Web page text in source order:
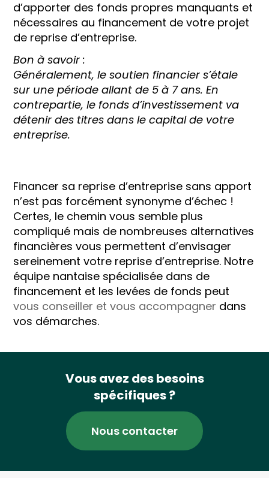
d’apporter des fonds propres manquants et
nécessaires au financement de votre projet
de reprise d’entreprise.
Bon à savoir :
Généralement, le soutien financier s’étale
sur une période allant de 5 à 7 ans. En
contrepartie, le fonds d’investissement va
détenir des titres dans le capital de votre
entreprise.
Financer sa reprise d’entreprise sans apport
n’est pas forcément synonyme d’échec !
Certes, le chemin vous semble plus
compliqué mais de nombreuses alternatives
financières vous permettent d’envisager
sereinement votre reprise d’entreprise. Notre
équipe nantaise spécialisée dans de
financement et les levées de fonds peut
vous conseiller et vous accompagner dans
vos démarches.
Vous avez des besoins
spécifiques ?
Nous contacter